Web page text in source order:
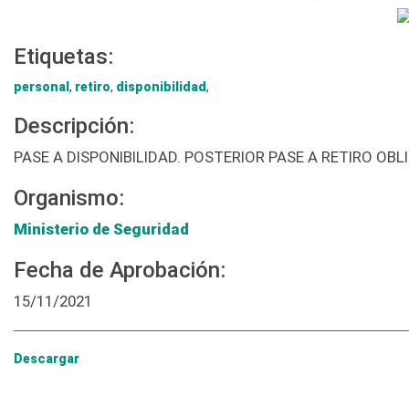
Etiquetas:
personal , retiro, disponibilidad,
Descripción:
PASE A DISPONIBILIDAD. POSTERIOR PASE A RETIRO
Organismo:
Ministerio de Seguridad
Fecha de Aprobación:
15/11/2021
Descargar